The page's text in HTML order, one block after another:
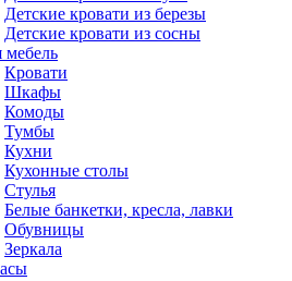
Детские кровати из березы
Детские кровати из сосны
мебель
Кровати
Шкафы
Комоды
Тумбы
Кухни
Кухонные столы
Стулья
Белые банкетки, кресла, лавки
Обувницы
Зеркала